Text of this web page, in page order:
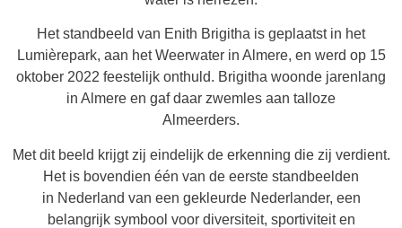
Het standbeeld van Enith Brigitha is geplaatst in het
Lumièrepark, aan het Weerwater in Almere, en werd op 15
oktober 2022 feestelijk onthuld. Brigitha woonde jarenlang
in Almere en gaf daar zwemles aan talloze
Almeerders.
Met dit beeld krijgt zij eindelijk de erkenning die zij verdient.
Het is bovendien één van de eerste standbeelden
in Nederland van een gekleurde Nederlander, een
belangrijk symbool voor diversiteit, sportiviteit en